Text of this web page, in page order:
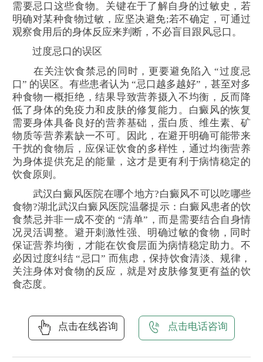
需要忌口这些食物。关键在于了解自身的过敏史，若
明确对某种食物过敏，应坚决避免;若不确定，可通过
观察食用后的身体反应来判断，不必盲目跟风忌口。
过度忌口的误区
在关注饮食禁忌的同时，更要避免陷入 “过度忌
口” 的误区。有些患者认为 “忌口越多越好”，甚至对多
种食物一概拒绝，结果导致营养摄入不均衡，反而降
低了身体的免疫力和皮肤的修复能力。白癜风的恢复
需要身体具备良好的营养基础，蛋白质、维生素、矿
物质等营养素缺一不可。因此，在避开明确可能带来
干扰的食物后，应保证饮食的多样性，通过均衡营养
为身体提供充足的能量，这才是更有利于病情稳定的
饮食原则。
武汉白癜风医院在哪个地方?白癜风不可以吃哪些
食物?湖北武汉白癜风医院温馨提示：白癜风患者的饮
食禁忌并非一成不变的 “清单”，而是需要结合自身情
况灵活调整。避开刺激性强、明确过敏的食物，同时
保证营养均衡，才能在饮食层面为病情稳定助力。不
必因过度纠结 “忌口” 而焦虑，保持饮食清淡、规律，
关注身体对食物的反应，就是对皮肤修复更有益的饮
食态度。
点击在线咨询 点击电话咨询